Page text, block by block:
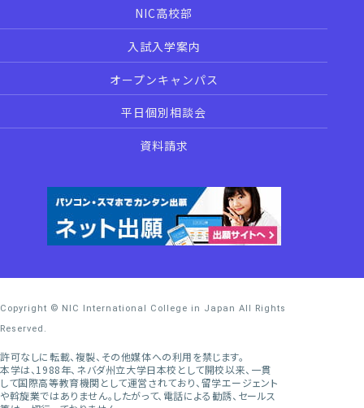
NIC高校部
入試入学案内
オープンキャンパス
平日個別相談会
資料請求
Copyright © NIC International College in Japan All Rights
Reserved.
許可なしに転載、複製、その他媒体への利用を禁じます。
本学は、1988年、ネバダ州立大学日本校として開校以来、一貫
して国際高等教育機関として運営されており、留学エージェント
や斡旋業ではありません。したがって、電話による勧誘、セールス